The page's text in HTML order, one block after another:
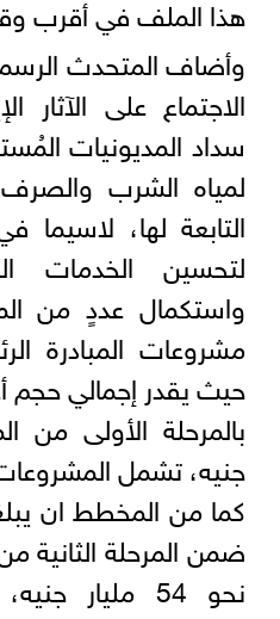
هذا الملف في أقرب
وأضاف المتحدث
الاجتماع على الآثار
سداد المديونيات
لمياه الشرب
التابعة لها،
لتحسين الخدمات
واستكمال عددٍ من
مشروعات المبادرة
حيث يقدر إجمالي حجم
جنيه، تشمل
كما من المخطط ان
ضمن المرحلة الثانية
نحو 54 مليار